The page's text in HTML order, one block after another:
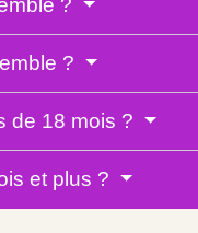
?
?
de 18 mois ?
et plus ?